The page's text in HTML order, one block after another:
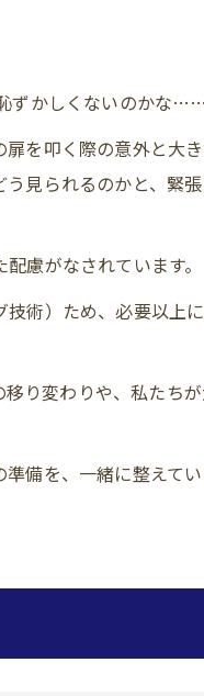
ずかしくないのかな……
を叩く際の意外と大
見られるのかと、緊
慮がなされています。
術）ため、必要以上
り変わりや、私たち
備を、一緒に整えてい